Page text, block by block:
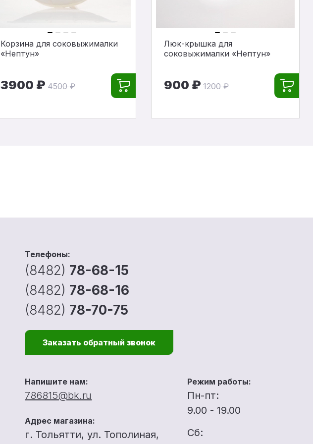
Корзина для соковыжималки
«Нептун»
3900 ₽ 4500 ₽
Люк-крышка для
соковыжималки «Нептун»
900 ₽ 1200 ₽
Телефоны:
(8482) 78-68-15
(8482) 78-68-16
(8482) 78-70-75
Заказать обратный звонок
Напишите нам:
786815@bk.ru
Адрес магазина:
г. Тольятти, ул. Тополиная,
Режим работы:
Пн-пт:
9.00 - 19.00
Сб: